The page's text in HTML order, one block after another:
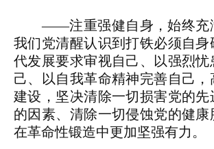
——注重强健自身，始终充满
我们党清醒认识到打铁必须自
代发展要求审视自己、以强烈忧
己、以自我革命精神完善自己，
建设，坚决清除一切损害党的先
的因素、清除一切侵蚀党的健康
在革命性锻造中更加坚强有力。